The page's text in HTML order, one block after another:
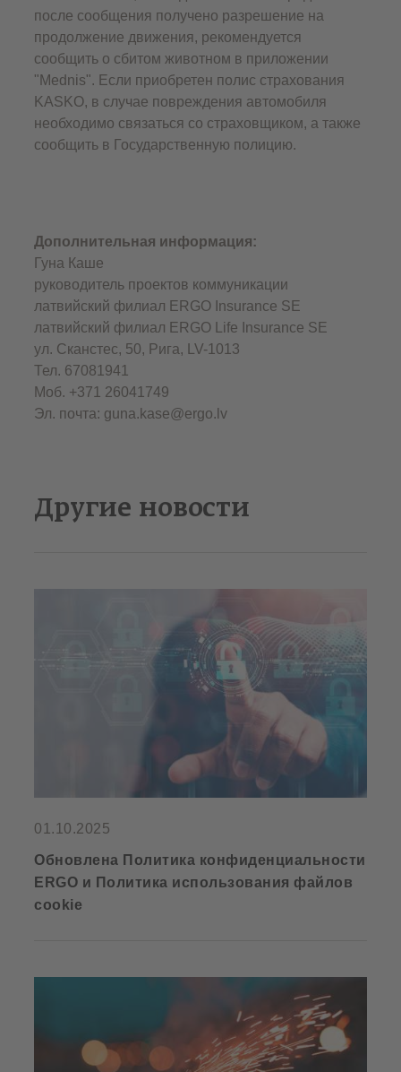
после сообщения получено разрешение на
продолжение движения, рекомендуется
сообщить о сбитом животном в приложении
"Mednis". Если приобретен полис страхования
KASKO, в случае повреждения автомобиля
необходимо связаться со страховщиком, а также
сообщить в Государственную полицию.
Дополнительная информация:
Гуна Каше
руководитель проектов коммуникации
латвийский филиал ERGO Insurance SЕ
латвийский филиал ERGO Life Insurance SE
ул. Сканстес, 50, Рига, LV-1013
Тел. 67081941
Моб. +371 26041749
Эл. почта: guna.kase@ergo.lv
Другие новости
01.10.2025
Обновлена Политика конфиденциальности
ERGO и Политика использования файлов
cookie